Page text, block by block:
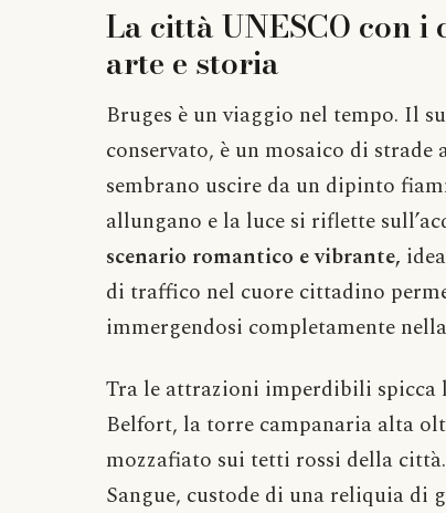
La città UNESCO con
arte e storia
Bruges è un viaggio nel tempo. Il
conservato, è un mosaico di
sembrano uscire da un dipinto
allungano e la luce si riflette
scenario romantico e vibrante,
di traffico nel cuore cittadino
immergendosi completamente
Tra le attrazioni imperdibili spicca
Belfort, la torre campanaria alta
mozzafiato sui tetti rossi della
Sangue, custode di una reliquia di